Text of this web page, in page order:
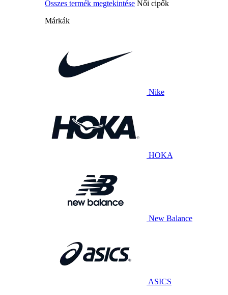
Összes termék megtekintése Női cipők
Márkák
Nike
HOKA
New Balance
ASICS